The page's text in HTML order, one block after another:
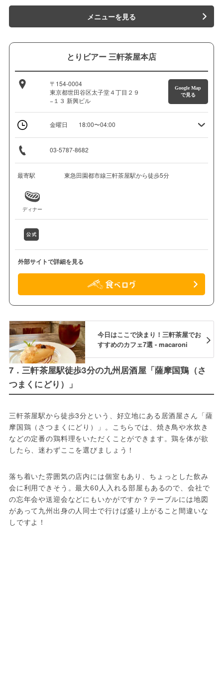
メニューを見る
とりビアー 三軒茶屋本店
〒154-0004
東京都世田谷区太子堂４丁目２９
−１３ 新興ビル
Google Map
で見る
金曜日 18:00〜04:00
03-5787-8682
最寄駅 東急田園都市線三軒茶屋駅から徒歩5分
ディナー
外部サイトで詳細を見る
今日はここで決まり！三軒茶屋でお
すすめのカフェ7選 - macaroni
7．三軒茶屋駅徒歩3分の九州居酒屋「薩摩国鶏（さ
つまくにどり）」
三軒茶屋駅から徒歩3分という、好立地にある居酒屋さん「薩
摩国鶏（さつまくにどり）」。こちらでは、焼き鳥や水炊き
などの定番の鶏料理をいただくことができます。鶏を体が欲
したら、迷わずここを選びましょう！
落ち着いた雰囲気の店内には個室もあり、ちょっとした飲み
会に利用できそう。最大60人入れる部屋もあるので、会社で
の忘年会や送迎会などにもいかがですか？テーブルには地図
があって九州出身の人同士で行けば盛り上がること間違いな
しですよ！